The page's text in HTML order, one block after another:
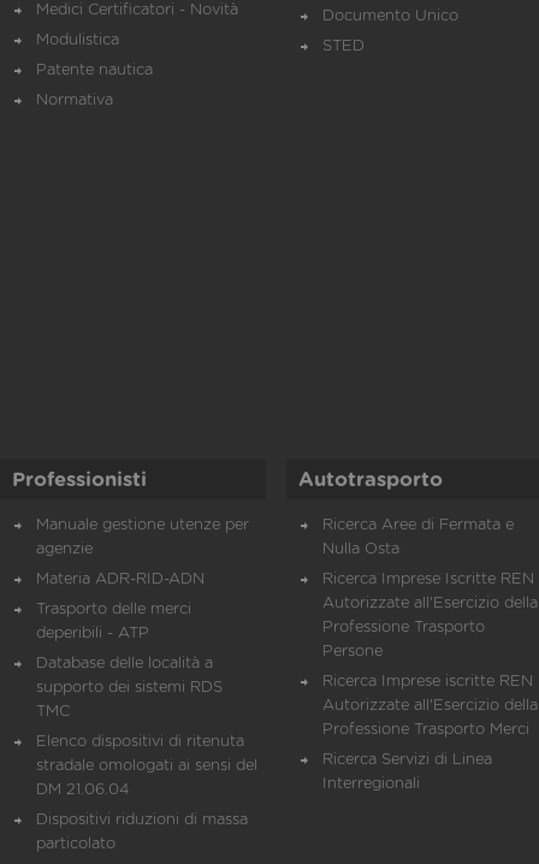
Medici Certificatori - Novità
Modulistica
Patente nautica
Normativa
Documento Unico
STED
Professionisti
Manuale gestione utenze per
agenzie
Materia ADR-RID-ADN
Trasporto delle merci
deperibili - ATP
Database delle località a
supporto dei sistemi RDS
TMC
Elenco dispositivi di ritenuta
stradale omologati ai sensi del
DM 21.06.04
Dispositivi riduzioni di massa
particolato
Autotrasporto
Ricerca Aree di Fermata e
Nulla Osta
Ricerca Imprese Iscritte REN
Autorizzate all'Esercizio della
Professione Trasporto
Persone
Ricerca Imprese iscritte REN
Autorizzate all'Esercizio della
Professione Trasporto Merci
Ricerca Servizi di Linea
Interregionali